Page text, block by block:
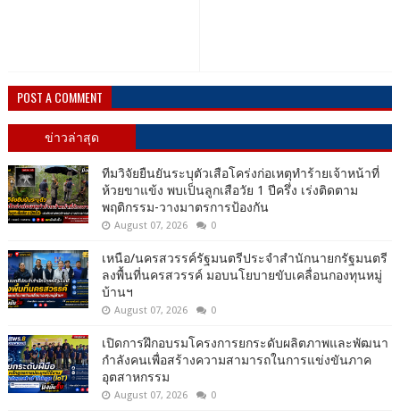
POST A COMMENT
ข่าวล่าสุด
ทีมวิจัยยืนยันระบุตัวเสือโคร่งก่อเหตุทำร้ายเจ้าหน้าที่
ห้วยขาแข้ง พบเป็นลูกเสือวัย 1 ปีครึ่ง เร่งติดตาม
พฤติกรรม-วางมาตรการป้องกัน
August 07, 2026 0
เหนือ/นครสวรรค์รัฐมนตรีประจำสำนักนายกรัฐมนตรี
ลงพื้นที่นครสวรรค์ มอบนโยบายขับเคลื่อนกองทุนหมู่
บ้านฯ
August 07, 2026 0
เปิดการฝึกอบรมโครงการยกระดับผลิตภาพและพัฒนา
กำลังคนเพื่อสร้างความสามารถในการแข่งขันภาค
อุตสาหกรรม
August 07, 2026 0